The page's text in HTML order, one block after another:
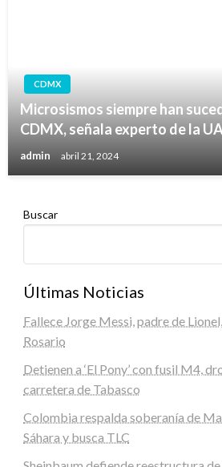
CDMX
Microsismos siempre han
CDMX, señala experto de la
admin abril 21, 2024
Buscar
Últimas Noticias
Fallece Jorge Messi, padre de
Rosario
Detienen a ‘El Pony’ con fusil M4,
carretera de Tabasco
Colombia respalda soberanía de
Sáhara y busca TLC